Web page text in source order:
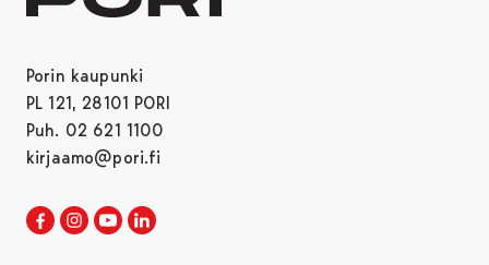
Porin kaupunki
PL 121, 28101 PORI
Puh. 02 621 1100
kirjaamo@pori.fi
Porin kaupunki Facebookissa
Avautuu uudessa välilehdessä
Porin kaupunki Instagramissa
Avautuu uudessa välilehdessä
Porin kaupunki Youtubessa
Avautuu uudessa välilehdessä